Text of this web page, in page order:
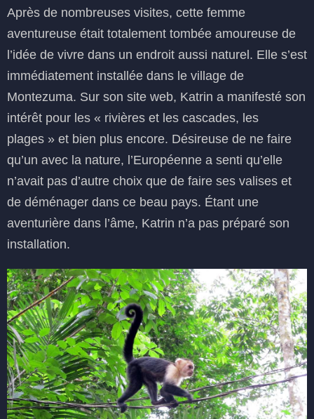
Après de nombreuses visites, cette femme
aventureuse était totalement tombée amoureuse de
l’idée de vivre dans un endroit aussi naturel. Elle s’est
immédiatement installée dans le village de
Montezuma. Sur son site web, Katrin a manifesté son
intérêt pour les « rivières et les cascades, les
plages » et bien plus encore. Désireuse de ne faire
qu’un avec la nature, l’Européenne a senti qu’elle
n’avait pas d’autre choix que de faire ses valises et
de déménager dans ce beau pays. Étant une
aventurière dans l’âme, Katrin n’a pas préparé son
installation.